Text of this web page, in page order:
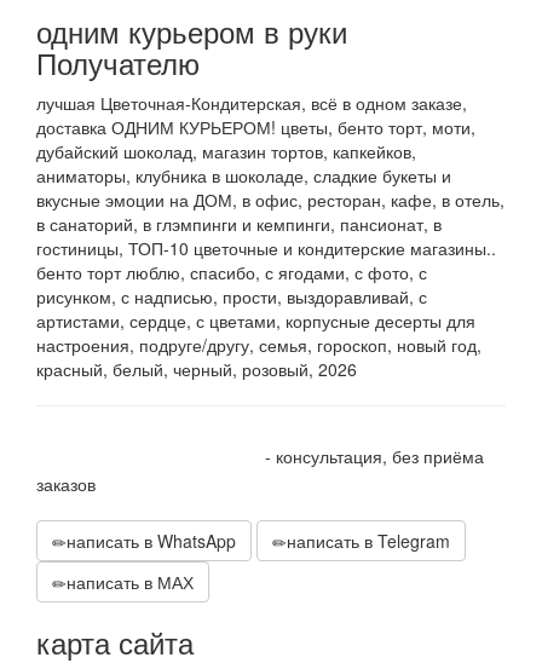
одним курьером в руки
Получателю
лучшая Цветочная-Кондитерская, всё в одном заказе,
доставка ОДНИМ КУРЬЕРОМ! цветы, бенто торт, моти,
дубайский шоколад, магазин тортов, капкейков,
аниматоры, клубника в шоколаде, сладкие букеты и
вкусные эмоции на ДОМ, в офис, ресторан, кафе, в отель,
в санаторий, в глэмпинги и кемпинги, пансионат, в
гостиницы, ТОП-10 цветочные и кондитерские магазины..
бенто торт люблю, спасибо, с ягодами, с фото, с
рисунком, с надписью, прости, выздоравливай, с
артистами, сердце, с цветами, корпусные десерты для
настроения, подруге/другу, семья, гороскоп, новый год,
красный, белый, черный, розовый, 2026
- консультация, без приёма
заказов
написать в WhatsApp
написать в Telegram
написать в МАХ
карта сайта